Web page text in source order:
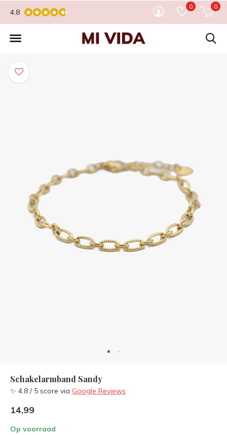
0 0
4.8
Schakelarmband Sandy
✨ 4.8 / 5 score via Google Reviews
14,99
Op voorraad